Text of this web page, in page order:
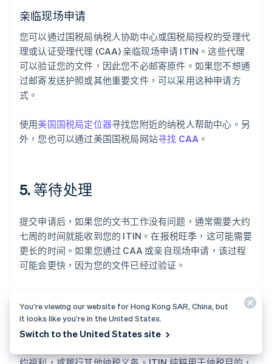
亲临现场申请
您可以通过国税局纳税人协助中心或国税局授权的受理代
理或认证受理代理 (CAA) 亲临现场申请 ITIN。这些代理
可以验证您的文件，因此您不必邮寄原件。如果您不想通
过邮寄发送护照或其他重要文件，可以采用这种申请方
式。
使用美国国税局定位器寻找您附近的纳税人帮助中心。另
外，您也可以通过美国国税局网站寻找 CAA 。
5. 等待处理
提交申请后，如果您的文书工作没有问题，通常需要大约
七周的时间就能收到您的 ITIN。在报税旺季，这可能需要
更长的时间。如果您通过 CAA 或亲自现场申请，该过程
可能会更快，因为您的文件已经过验证。
6. 使用您的 ITIN 报税
You’re viewing our website for Hong Kong SAR, China, but
it looks like you’re in the United States.
Switch to the United States site